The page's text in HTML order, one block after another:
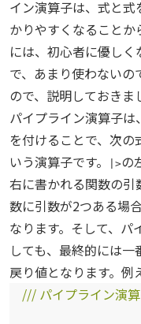
イン演算子は、式と
かりやすくなることか
には、初心者に優し
で、あまり使わない
ので、説明しておきま
パイプライン演算子
を付けることで、次の
いう演算子です。
|>の
右に書かれる関数の引
数に引数が2つある場
なります。そして、パ
しても、最終的には
戻り値となります。例
/// パイプライン演